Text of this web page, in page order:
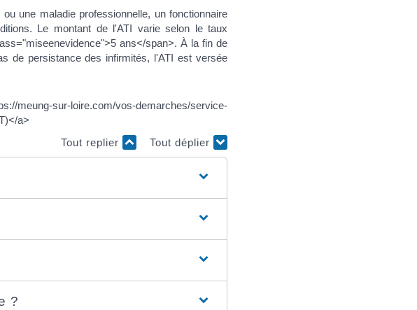
une maladie professionnelle, un fonctionnaire
Le montant de l'ATI varie selon le taux
ans</span>. À la fin de
de persistance des infirmités, l'ATI est versée
meung-sur-loire.com/vos-demarches/service-
a>
Tout replier
Tout déplier
?